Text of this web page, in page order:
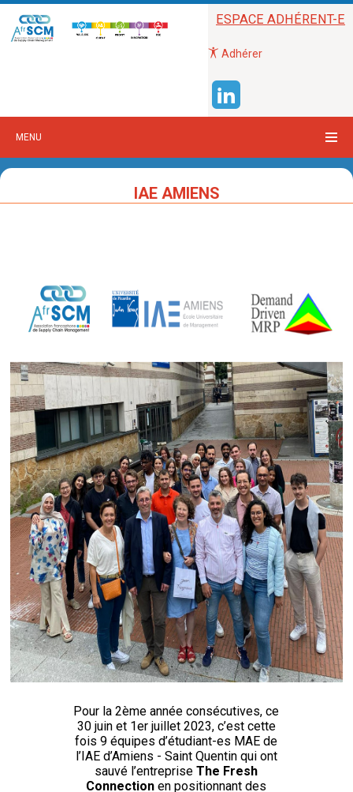
ESPACE ADHÉRENT-E
Adhérer
MENU
IAE AMIENS
Pour la 2ème année consécutives, ce
30 juin et 1er juillet 2023, c’est cette
fois 9 équipes d’étudiant-es MAE de
l’IAE d’Amiens - Saint Quentin qui ont
sauvé l’entrepriseThe Fresh
Connection en positionnant des